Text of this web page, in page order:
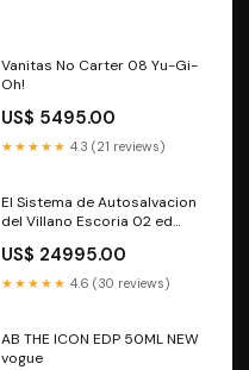
Vanitas No Carter 08 Yu-Gi-
Oh!
US$ 5495.00
★★★★★ 4.3 (21 reviews)
El Sistema de Autosalvacion
del Villano Escoria 02 ed
US$ 24995.00
★★★★★ 4.6 (30 reviews)
AB THE ICON EDP 50ML NEW
vogue